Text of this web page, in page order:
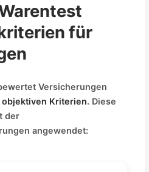
für
Versicherungen
objektiven Kriterien. Diese
der
angewendet: